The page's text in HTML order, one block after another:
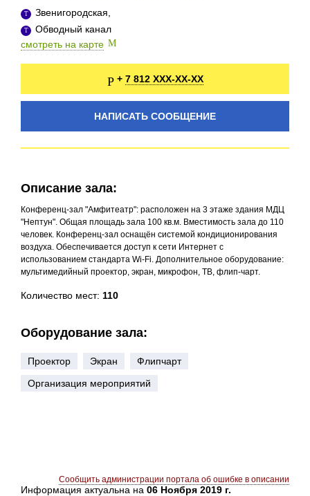
Звенигородская,
Обводный канал
смотреть на карте
+ 7 812 XXX-XX-XX
НАПИСАТЬ СООБЩЕНИЕ
Описание зала:
Конференц-зал "Амфитеатр": расположен на 3 этаже здания МДЦ
"Нептун". Общая площадь зала 100 кв.м. Вместимость зала до 110
человек. Конференц-зал оснащён системой кондиционирования
воздуха. Обеспечивается доступ к сети Интернет с
использованием стандарта Wi-Fi. Дополнительное оборудование:
мультимедийный проектор, экран, микрофон, ТВ, флип-чарт.
Количество мест: 110
Оборудование зала:
Проектор Экран
Флипчарт
Организация мероприятий
Сообщить администрации портала об ошибке в описании
Информация актуальна на 06 Ноября 2019 г.